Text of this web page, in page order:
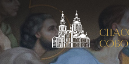
Спасо-